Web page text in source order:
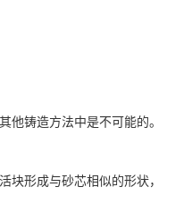
铸造方法中是不可能的。
形成与砂芯相似的形状，